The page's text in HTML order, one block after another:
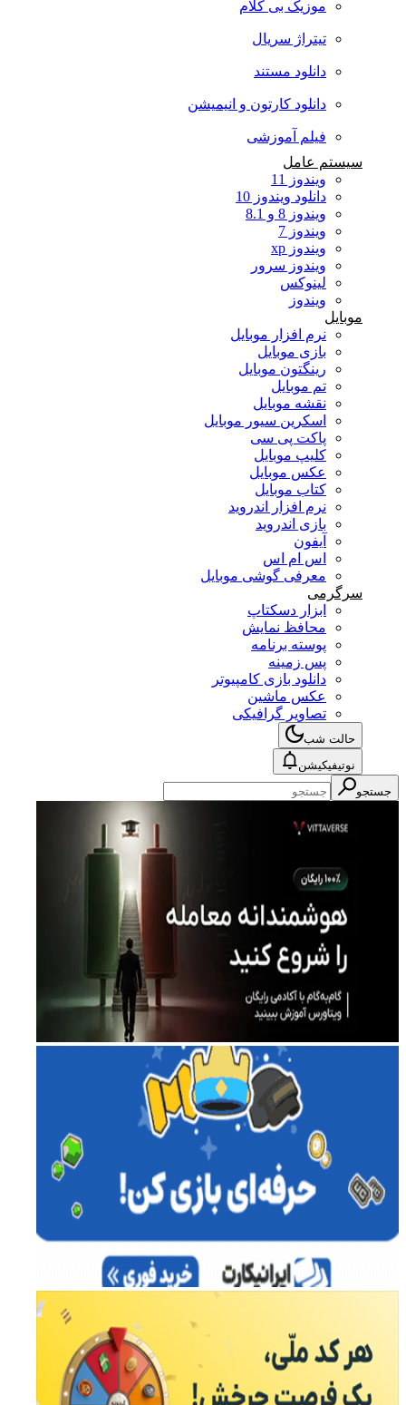
موزیک بی کلام
تیتراژ سریال
دانلود مستند
دانلود کارتون و انیمیشن
فیلم آموزشی
سیستم عامل
ویندوز 11
دانلود ویندوز 10
ویندوز 8 و 8.1
ویندوز 7
ویندوز xp
ویندوز سرور
لینوکس
ویندوز
موبایل
نرم افزار موبایل
بازی موبایل
رینگتون موبایل
تم موبایل
نقشه موبایل
اسکرین سیور موبایل
پاکت پی سی
کلیپ موبایل
عکس موبایل
کتاب موبایل
نرم افزار اندروید
بازی اندروید
آیفون
اس ام اس
معرفی گوشی موبایل
سرگرمی
ابزار دسکتاپ
محافظ نمایش
پوسته برنامه
پس زمینه
دانلود بازی کامپیوتر
عکس ماشین
تصاویر گرافیکی
حالت شب
نوتیفیکیشن
جستجو